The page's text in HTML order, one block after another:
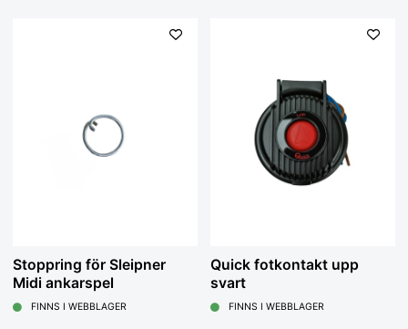
Stoppring för Sleipner
Midi ankarspel
FINNS I WEBBLAGER
Quick fotkontakt upp
svart
FINNS I WEBBLAGER